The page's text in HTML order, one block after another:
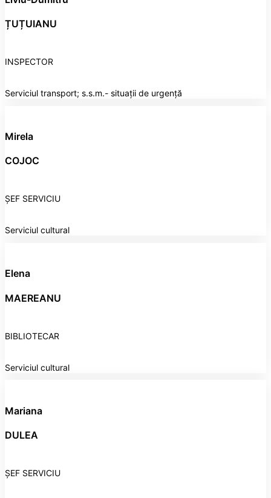
ȚUȚUIANU
INSPECTOR
Serviciul transport; s.s.m.- situații de urgență
Mirela
COJOC
ȘEF SERVICIU
Serviciul cultural
Elena
MAEREANU
BIBLIOTECAR
Serviciul cultural
Mariana
DULEA
ȘEF SERVICIU